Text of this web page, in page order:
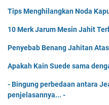
Tips Menghilangkan Noda
10 Merk Jarum Mesin Jahit
Penyebab Benang Jahitan
Apakah Kain Suede sama
- Bingung perbedaan antara
penjelasannya... -